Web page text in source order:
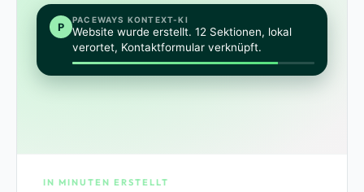
P
PACEWAYS KONTEXT-KI
Website wurde erstellt. 12 Sektionen, lokal
verortet, Kontaktformular verknüpft.
IN MINUTEN ERSTELLT